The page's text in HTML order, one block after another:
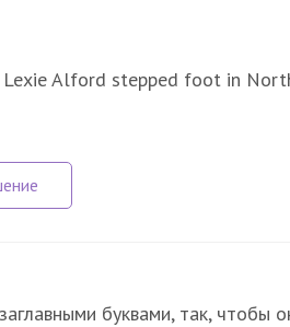
Lexie Alford stepped foot in
буквами, так, чтобы